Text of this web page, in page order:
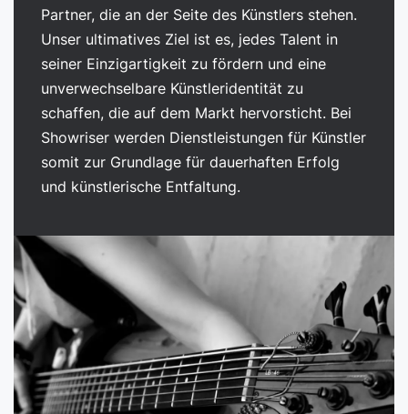
Partner, die an der Seite des Künstlers stehen.
Unser ultimatives Ziel ist es, jedes Talent in
seiner Einzigartigkeit zu fördern und eine
unverwechselbare Künstleridentität zu
schaffen, die auf dem Markt hervorsticht. Bei
Showriser werden Dienstleistungen für Künstler
somit zur Grundlage für dauerhaften Erfolg
und künstlerische Entfaltung.